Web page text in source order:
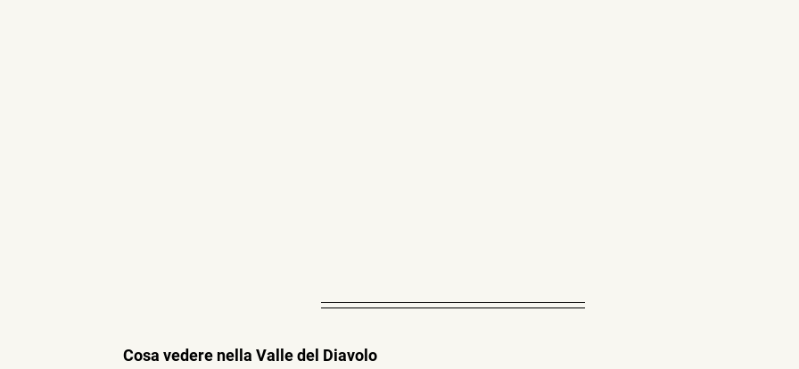
Cosa vedere nella Valle del Diavolo